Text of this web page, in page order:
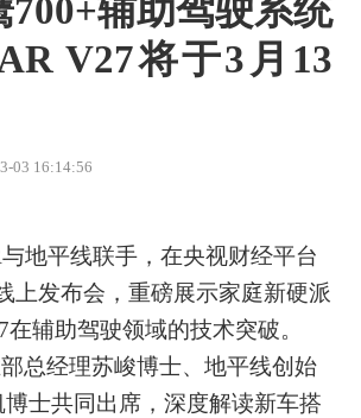
700+辅助驾驶系统
V27将于3月13
03 16:14:56
地平线联手，在央视财经平台
上发布会，重磅展示家庭新硬派
辅助驾驶领域的技术突破。
总经理苏峻博士、地平线创始
博士共同出席，深度解读新车搭